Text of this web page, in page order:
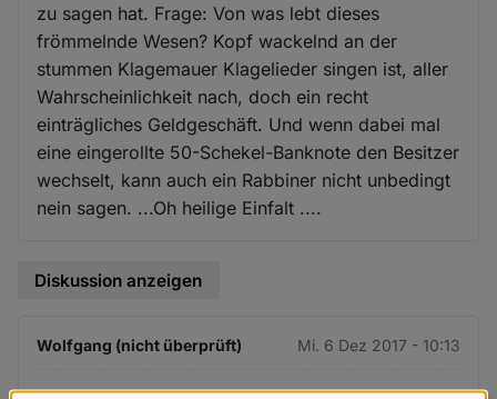
zu sagen hat. Frage: Von was lebt dieses
frömmelnde Wesen? Kopf wackelnd an der
stummen Klagemauer Klagelieder singen ist, aller
Wahrscheinlichkeit nach, doch ein recht
einträgliches Geldgeschäft. Und wenn dabei mal
eine eingerollte 50-Schekel-Banknote den Besitzer
wechselt, kann auch ein Rabbiner nicht unbedingt
nein sagen. ...Oh heilige Einfalt ....
Diskussion anzeigen
Wolfgang (nicht überprüft) Mi. 6 Dez 2017 - 10:13